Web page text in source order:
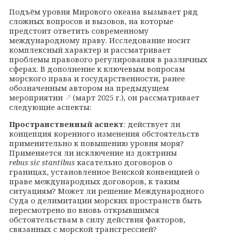
Подъём уровня Мирового океана вызывает ряд
сложных вопросов и вызовов, на которые
предстоит ответить современному
международному праву. Исследование носит
комплексный характер и рассматривает
проблемы правового регулирования в различных
сферах. В дополнение к ключевым вопросам
морского права и государственности, ранее
обозначенным автором на предыдущем
мероприятии
(март 2025 г.), он рассматривает
следующие аспекты:
Пространственный аспект: действует ли
концепция коренного изменения обстоятельств
применительно к повышению уровня моря?
Применяется ли исключение из доктрины
rebus sic stantibus касательно договоров о
границах, установленное Венской конвенцией о
праве международных договоров, к таким
ситуациям? Может ли решение Международного
Суда о делимитации морских пространств быть
пересмотрено по вновь открывшимся
обстоятельствам в силу действия факторов,
связанных с морской трансгрессией?